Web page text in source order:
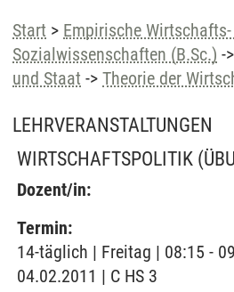
Start > Empirische
Sozialwissenschaften (B.Sc.) ->
und Staat -> Theorie der
LEHRVERANSTALTUNGEN
WIRTSCHAFTSPOLITIK
Dozent/in:
Termin:
14-täglich | Freitag | 08:15 -
04.02.2011 | C HS 3